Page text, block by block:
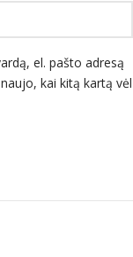
el. pašto adresą
kai kitą kartą vėl